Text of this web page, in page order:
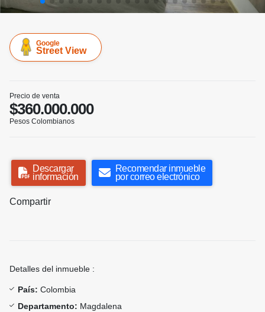
Google
Street View
Precio de venta
$360.000.000
Pesos Colombianos
Descargar
información
Recomendar inmueble
por correo electrónico
Compartir
Detalles del inmueble :
País: Colombia
Departamento: Magdalena